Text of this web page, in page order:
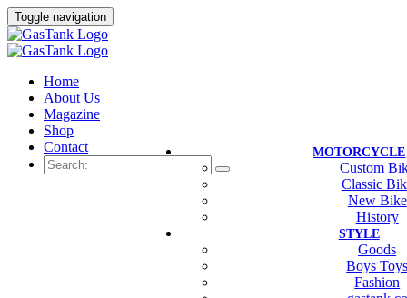
Toggle navigation
Home
About Us
Magazine
Shop
Contact
MOTORCYCLE
Custom
Classic
New Bike
History
STYLE
Goods
Boys
Fashion